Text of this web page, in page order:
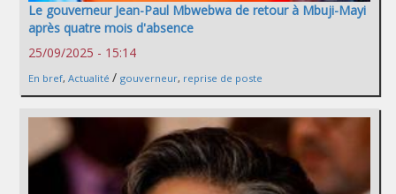
Le gouverneur Jean-Paul Mbwebwa de retour à Mbuji-Mayi
après quatre mois d'absence
25/09/2025 - 15:14
En bref, Actualité / gouverneur, reprise de poste